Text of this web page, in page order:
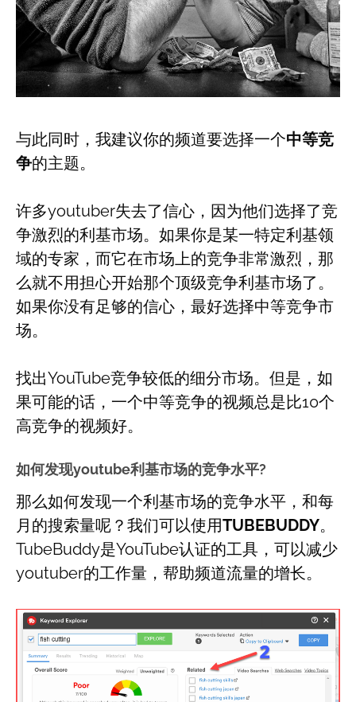
与此同时，我建议你的频道要选择一个中等竞
争的主题。
许多youtuber失去了信心，因为他们选择了竞
争激烈的利基市场。如果你是某一特定利基领
域的专家，而它在市场上的竞争非常激烈，那
么就不用担心开始那个顶级竞争利基市场了。
如果你没有足够的信心，最好选择中等竞争市
场。
找出YouTube竞争较低的细分市场。但是，如
果可能的话，一个中等竞争的视频总是比10个
高竞争的视频好。
如何发现youtube利基市场的竞争水平?
那么如何发现一个利基市场的竞争水平，和每
月的搜索量呢？我们可以使用TUBEBUDDY。
TubeBuddy是YouTube认证的工具，可以减少
youtuber的工作量，帮助频道流量的增长。